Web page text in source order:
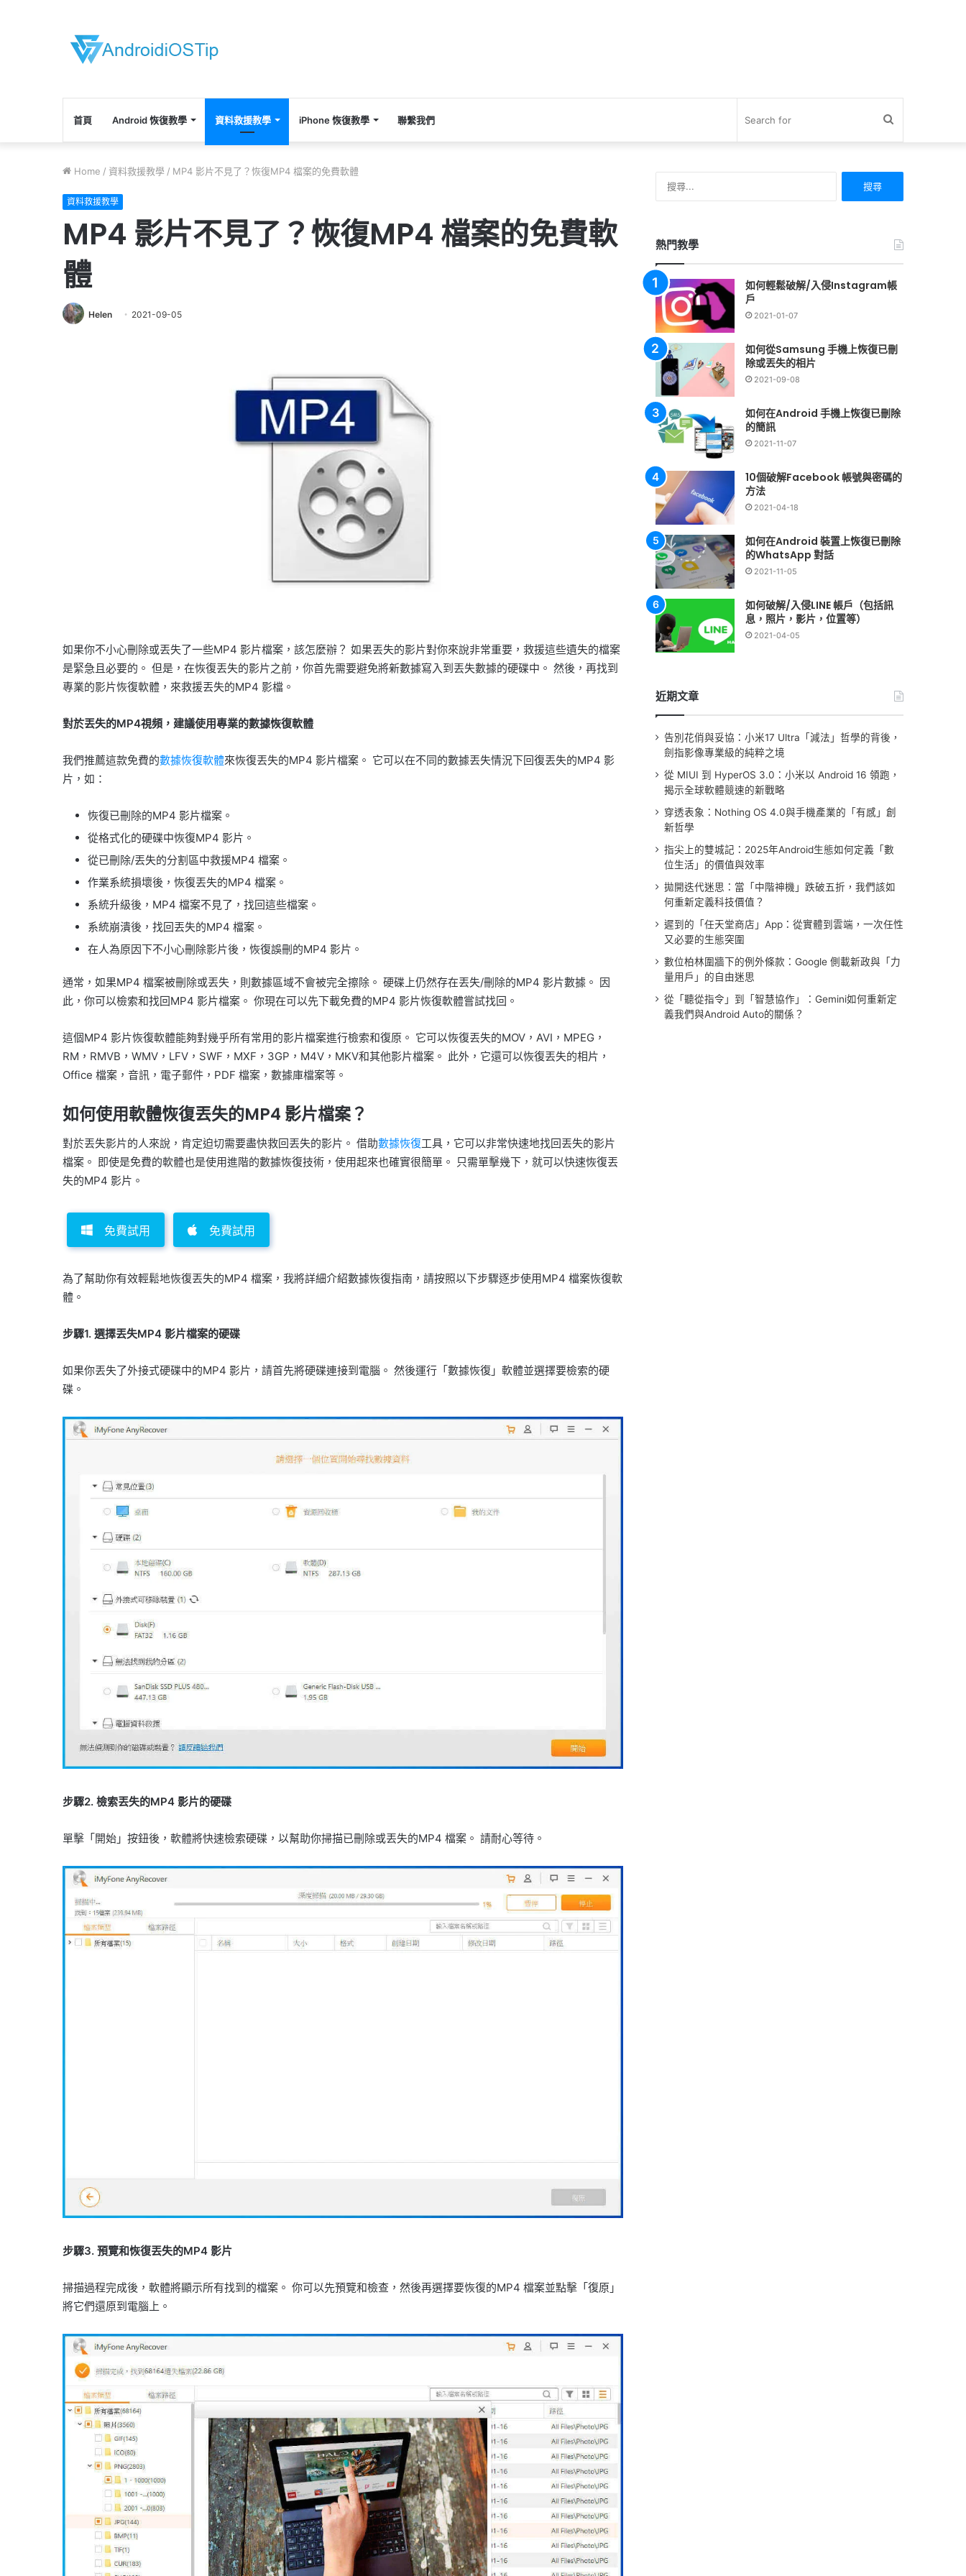
首頁 Android 恢復教學 資料救援教學 iPhone 恢復教學 聯繫我們
Home / 資料救援教學 / MP4 影片不見了？恢復MP4 檔案的免費軟體
資料救援教學
MP4 影片不見了？恢復MP4 檔案的免費軟
體
Helen 2021-09-05
如果你不小心刪除或丟失了一些MP4 影片檔案，該怎麼辦？ 如果丟失的影片對你來說非常重要，救援這些遺失的檔案
是緊急且必要的。 但是，在恢復丟失的影片之前，你首先需要避免將新數據寫入到丟失數據的硬碟中。 然後，再找到
專業的影片恢復軟體，來救援丟失的MP4 影檔。
對於丟失的MP4視頻，建議使用專業的數據恢復軟體
我們推薦這款免費的數據恢復軟體來恢復丟失的MP4 影片檔案。 它可以在不同的數據丟失情況下回復丟失的MP4 影
片，如：
恢復已刪除的MP4 影片檔案。
從格式化的硬碟中恢復MP4 影片。
從已刪除/丟失的分割區中救援MP4 檔案。
作業系統損壞後，恢復丟失的MP4 檔案。
系統升級後，MP4 檔案不見了，找回這些檔案。
系統崩潰後，找回丟失的MP4 檔案。
在人為原因下不小心刪除影片後，恢復誤刪的MP4 影片。
通常，如果MP4 檔案被刪除或丟失，則數據區域不會被完全擦除。 硬碟上仍然存在丟失/刪除的MP4 影片數據。 因
此，你可以檢索和找回MP4 影片檔案。 你現在可以先下載免費的MP4 影片恢復軟體嘗試找回。
這個MP4 影片恢復軟體能夠對幾乎所有常用的影片檔案進行檢索和復原。 它可以恢復丟失的MOV，AVI，MPEG，
RM，RMVB，WMV，LFV，SWF，MXF，3GP，M4V，MKV和其他影片檔案。 此外，它還可以恢復丟失的相片，
Office 檔案，音訊，電子郵件，PDF 檔案，數據庫檔案等。
如何使用軟體恢復丟失的MP4 影片檔案？
對於丟失影片的人來說，肯定迫切需要盡快救回丟失的影片。 借助數據恢復工具，它可以非常快速地找回丟失的影片
檔案。 即使是免費的軟體也是使用進階的數據恢復技術，使用起來也確實很簡單。 只需單擊幾下，就可以快速恢復丟
失的MP4 影片。
免費試用 免費試用
為了幫助你有效輕鬆地恢復丟失的MP4 檔案，我將詳細介紹數據恢復指南，請按照以下步驟逐步使用MP4 檔案恢復軟
體。
步驟1. 選擇丟失MP4 影片檔案的硬碟
如果你丟失了外接式硬碟中的MP4 影片，請首先將硬碟連接到電腦。 然後運行「數據恢復」軟體並選擇要檢索的硬
碟。
步驟2. 檢索丟失的MP4 影片的硬碟
單擊「開始」按鈕後，軟體將快速檢索硬碟，以幫助你掃描已刪除或丟失的MP4 檔案。 請耐心等待。
步驟3. 預覽和恢復丟失的MP4 影片
掃描過程完成後，軟體將顯示所有找到的檔案。 你可以先預覽和檢查，然後再選擇要恢復的MP4 檔案並點擊「復原」
將它們還原到電腦上。
熱門教學
如何輕鬆破解/入侵Instagram帳
戶
2021-01-07
如何從Samsung 手機上恢復已刪
除或丟失的相片
2021-09-08
如何在Android 手機上恢復已刪除
的簡訊
2021-11-07
10個破解Facebook 帳號與密碼的
方法
2021-04-18
如何在Android 裝置上恢復已刪除
的WhatsApp 對話
2021-11-05
如何破解/入侵LINE 帳戶（包括訊
息，照片，影片，位置等）
2021-04-05
近期文章
告別花俏與妥協：小米17 Ultra「減法」哲學的背後，
劍指影像專業級的純粹之境
從 MIUI 到 HyperOS 3.0：小米以 Android 16 領跑，
揭示全球軟體競速的新戰略
穿透表象：Nothing OS 4.0與手機產業的「有感」創
新哲學
指尖上的雙城記：2025年Android生態如何定義「數
位生活」的價值與效率
拋開迭代迷思：當「中階神機」跌破五折，我們該如
何重新定義科技價值？
遲到的「任天堂商店」App：從實體到雲端，一次任性
又必要的生態突圍
數位柏林圍牆下的例外條款：Google 側載新政與「力
量用戶」的自由迷思
從「聽從指令」到「智慧協作」：Gemini如何重新定
義我們與Android Auto的關係？